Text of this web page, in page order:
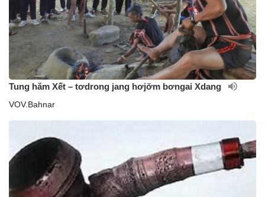
Tung hăm Xết – tơdrong jang hơjơ̆m bơngai Xdang
VOV.Bahnar